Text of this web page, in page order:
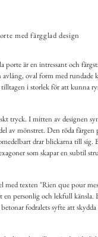
med färgglad design
är en intressant och
oval form med rundade
i storlek för att kunna
tryck. I mitten av designen
av mönstret. Den röda färgen
drar blickarna till sig.
som skapar en subtil
texten "Rien que pour
en personlig och lekfull känsla.
fodralets syfte att